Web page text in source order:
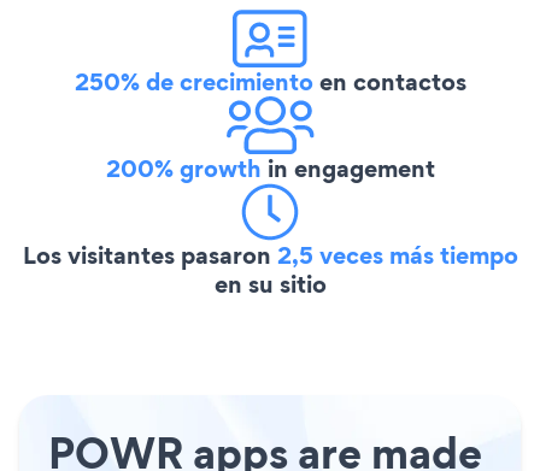
250% de crecimientoen contactos
200% growth in engagement
Los visitantes pasaron 2,5 veces más tiempo
en su sitio
POWR apps are made